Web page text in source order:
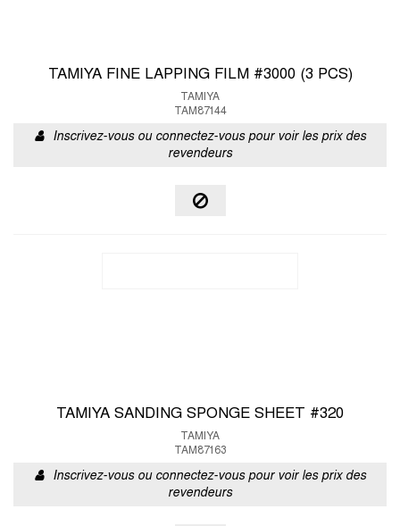
TAMIYA FINE LAPPING FILM #3000 (3 PCS)
TAMIYA
TAM87144
Inscrivez-vous ou connectez-vous pour voir les prix des
revendeurs
TAMIYA SANDING SPONGE SHEET #320
TAMIYA
TAM87163
Inscrivez-vous ou connectez-vous pour voir les prix des
revendeurs